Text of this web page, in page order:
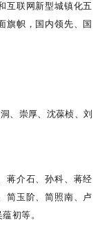
互联网新型城镇化五
旗帜，国内领先、国
、崇厚、沈葆桢、刘
蒋介石、孙科、蒋经
简玉阶、简照南、卢
初等。